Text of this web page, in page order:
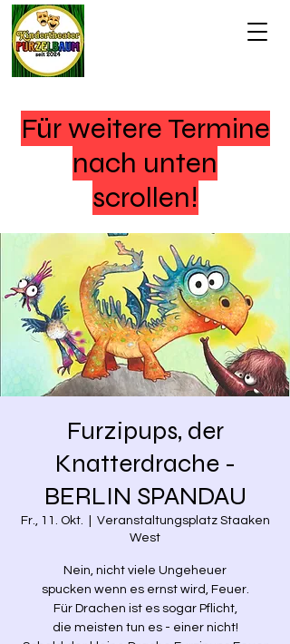
Für weitere Termine
nach unten
scrollen!
Furzipups, der
Knatterdrache -
BERLIN SPANDAU
Fr., 11. Okt.
Veranstaltungsplatz Staaken
West
Nein, nicht viele Ungeheuer
spucken wenn es ernst wird, Feuer.
Für Drachen ist es sogar Pflicht,
die meisten tun es - einer nicht!